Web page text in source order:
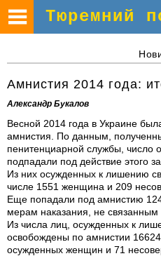
Тюремний
Амнистия 2014 года:
Александр Букалов
Весной 2014 года в Украине
амнистия. По данным,
пенитенциарной службы, число
подпадали под действие этого
Из них осужденных к лишению
числе 1551 женщина и 209
Еще попадали под амнистию
мерам наказания, не
Из числа лиц, осужденных к
освобождены по амнистии
осужденных женщин и 71